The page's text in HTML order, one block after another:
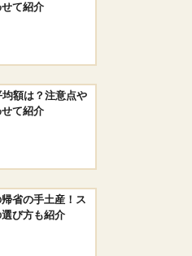
て紹介
額は？注意点や
て紹介
省の手土産！ス
び方も紹介